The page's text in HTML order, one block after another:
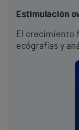
Estimulación
El crecimiento
ecógrafias y